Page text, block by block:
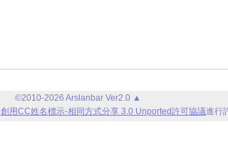
©2010-2026 Arslanbar Ver2.0 ▲
創用CC姓名標示-相同方式分享 3.0 Unported許可協議進行